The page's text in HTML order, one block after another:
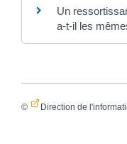
Un
a-t-il les
© Direction de